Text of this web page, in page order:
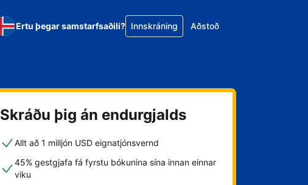
Ertu þegar samstarfsaðili? Innskráning Aðstoð
Skráðu þig án endurgjalds
Allt að 1 milljón USD eignatjónsvernd
45% gestgjafa fá fyrstu bókunina sína innan einnar
viku